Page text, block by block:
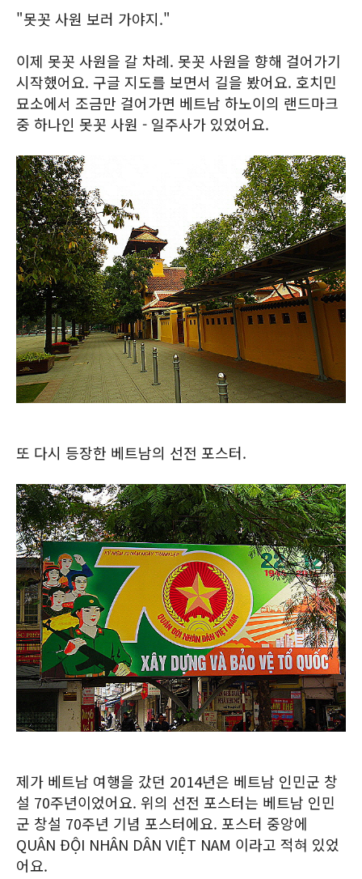
"못꼿 사원 보러 가야지."
이제 못꼿 사원을 갈 차례. 못꼿 사원을 향해 걸어가기
시작했어요. 구글 지도를 보면서 길을 봤어요. 호치민
묘소에서 조금만 걸어가면 베트남 하노이의 랜드마크
중 하나인 못꼿 사원 - 일주사가 있었어요.
또 다시 등장한 베트남의 선전 포스터.
제가 베트남 여행을 갔던 2014년은 베트남 인민군 창
설 70주년이었어요. 위의 선전 포스터는 베트남 인민
군 창설 70주년 기념 포스터에요. 포스터 중앙에
QUÂN ĐỘI NHÂN DÂN VIỆT NAM 이라고 적혀 있었
어요.